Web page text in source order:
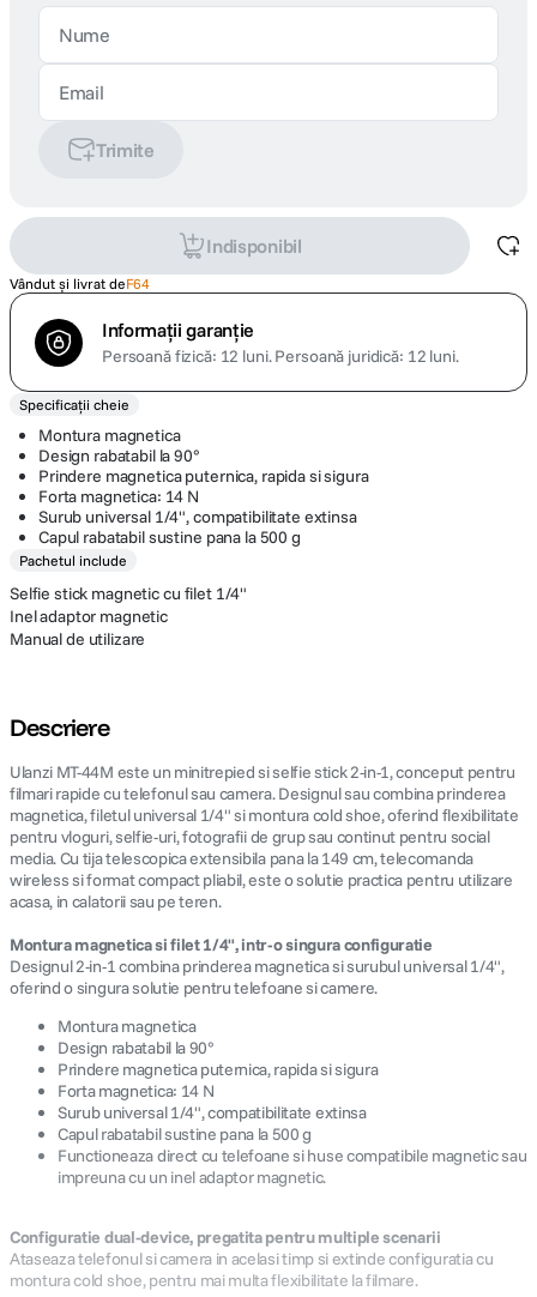
Trimite
Indisponibil
Vândut și livrat deF64
Informații garanție
Persoană fizică: 12 luni.Persoană juridică: 12 luni.
Specificații cheie
Montura magnetica
Design rabatabil la 90°
Prindere magnetica puternica, rapida si sigura
Forta magnetica: 14 N
Surub universal 1/4", compatibilitate extinsa
Capul rabatabil sustine pana la 500 g
Pachetul include
Selfie stick magnetic cu filet 1/4"
Inel adaptor magnetic
Manual de utilizare
Descriere
Ulanzi MT-44M este un minitrepied si selfie stick 2-in-1, conceput pentru
filmari rapide cu telefonul sau camera. Designul sau combina prinderea
magnetica, filetul universal 1/4" si montura cold shoe, oferind flexibilitate
pentru vloguri, selfie-uri, fotografii de grup sau continut pentru social
media. Cu tija telescopica extensibila pana la 149 cm, telecomanda
wireless si format compact pliabil, este o solutie practica pentru utilizare
acasa, in calatorii sau pe teren.
Montura magnetica si filet 1/4", intr-o singura configuratie
Designul 2-in-1 combina prinderea magnetica si surubul universal 1/4",
oferind o singura solutie pentru telefoane si camere.
Montura magnetica
Design rabatabil la 90°
Prindere magnetica puternica, rapida si sigura
Forta magnetica: 14 N
Surub universal 1/4", compatibilitate extinsa
Capul rabatabil sustine pana la 500 g
Functioneaza direct cu telefoane si huse compatibile magnetic sau
impreuna cu un inel adaptor magnetic.
Configuratie dual-device, pregatita pentru multiple scenarii
Ataseaza telefonul si camera in acelasi timp si extinde configuratia cu
montura cold shoe, pentru mai multa flexibilitate la filmare.